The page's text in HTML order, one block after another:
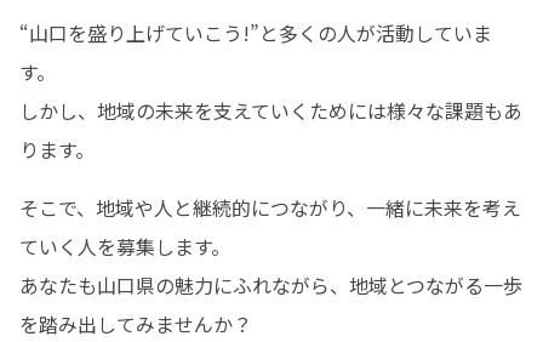
“山口を盛り上げていこう!”と多くの人が活動していま
す。
しかし、地域の未来を支えていくためには様々な課題もあ
ります。
そこで、地域や人と継続的につながり、一緒に未来を考え
ていく人を募集します。
あなたも山口県の魅力にふれながら、地域とつながる一歩
を踏み出してみませんか？